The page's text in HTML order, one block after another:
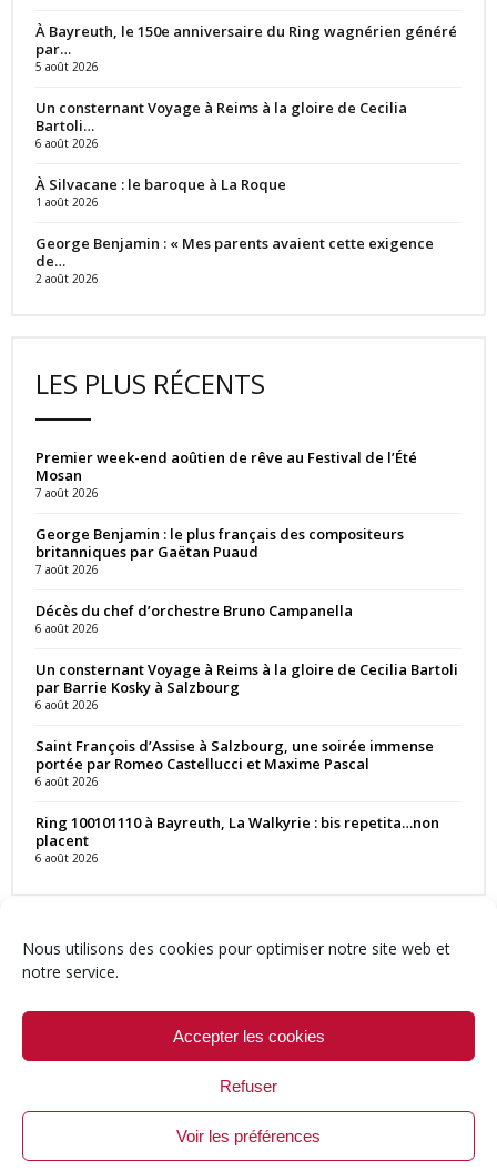
Nous utilisons des cookies pour optimiser notre site web et
notre service.
Accepter les cookies
Refuser
Voir les préférences
À Bayreuth, le 150e anniversaire du Ring wagnérien généré
par…
5 août 2026
Un consternant Voyage à Reims à la gloire de Cecilia
Bartoli…
6 août 2026
À Silvacane : le baroque à La Roque
1 août 2026
George Benjamin : « Mes parents avaient cette exigence
de…
2 août 2026
LES PLUS RÉCENTS
Premier week-end aoûtien de rêve au Festival de l’Été
Mosan
7 août 2026
George Benjamin : le plus français des compositeurs
britanniques par Gaëtan Puaud
7 août 2026
Décès du chef d’orchestre Bruno Campanella
6 août 2026
Un consternant Voyage à Reims à la gloire de Cecilia Bartoli
par Barrie Kosky à Salzbourg
6 août 2026
Saint François d’Assise à Salzbourg, une soirée immense
portée par Romeo Castellucci et Maxime Pascal
6 août 2026
Ring 100101110 à Bayreuth, La Walkyrie : bis repetita…non
placent
6 août 2026